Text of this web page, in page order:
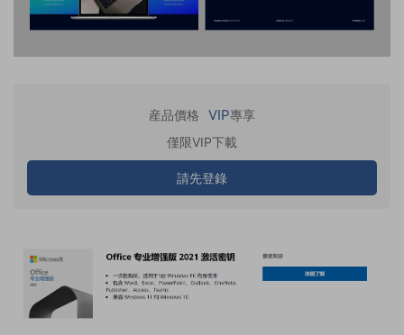
産品價格 VIP專享
僅限VIP下載
請先登錄